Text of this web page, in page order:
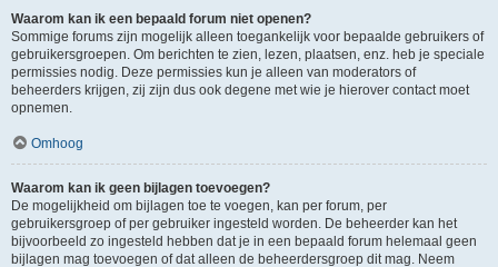
Waarom kan ik een bepaald forum niet openen?
Sommige forums zijn mogelijk alleen toegankelijk voor bepaalde gebruikers of
gebruikersgroepen. Om berichten te zien, lezen, plaatsen, enz. heb je speciale
permissies nodig. Deze permissies kun je alleen van moderators of
beheerders krijgen, zij zijn dus ook degene met wie je hierover contact moet
opnemen.
Omhoog
Waarom kan ik geen bijlagen toevoegen?
De mogelijkheid om bijlagen toe te voegen, kan per forum, per
gebruikersgroep of per gebruiker ingesteld worden. De beheerder kan het
bijvoorbeeld zo ingesteld hebben dat je in een bepaald forum helemaal geen
bijlagen mag toevoegen of dat alleen de beheerdersgroep dit mag. Neem